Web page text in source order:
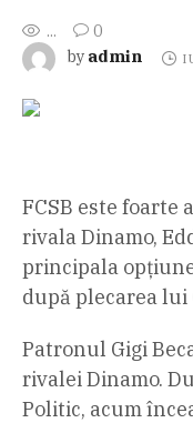
...
0
by admin
FCSB este foarte
rivala Dinamo,
principala
după plecarea lui
Patronul Gigi
rivalei Dinamo.
Politic, acum